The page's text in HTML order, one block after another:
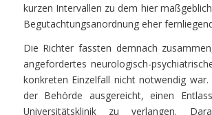
kurzen Intervallen zu dem hier
Begutachtungsanordnung eher
Die Richter fassten demnach
angefordertes neurologisch-
konkreten Einzelfall nicht notwendig
der Behörde ausgereicht, einen
Universitätsklinik zu verlangen.